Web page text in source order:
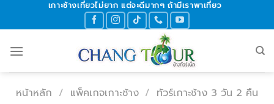
เกาะช้างเที่ยวไม่ยาก แต่จะดีมากๆ ถ้ามีเราพาเที่ยว
หน้าหลัก / แพ็คเกจเกาะช้าง / ทัวร์เกาะช้าง 3 วัน 2 คืน